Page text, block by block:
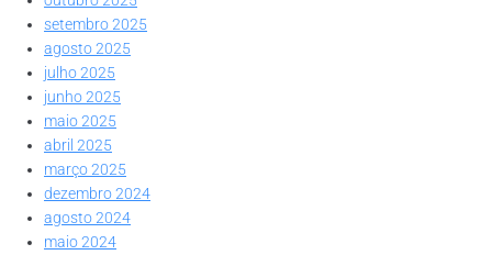
setembro 2025
agosto 2025
julho 2025
junho 2025
maio 2025
abril 2025
março 2025
dezembro 2024
agosto 2024
maio 2024